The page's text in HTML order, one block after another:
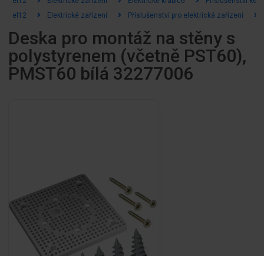
el12
Elektrické zařízení Příslušenství pro elektrická zařízení
Deska pro montáž na stěny s
polystyrenem (včetně PST60),
PMST60 bílá 32277006